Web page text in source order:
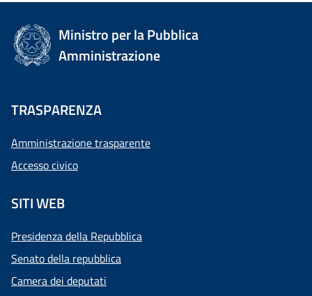
Ministro per la Pubblica
Amministrazione
TRASPARENZA
Amministrazione trasparente
Accesso civico
SITI WEB
Presidenza della Repubblica
Senato della repubblica
Camera dei deputati